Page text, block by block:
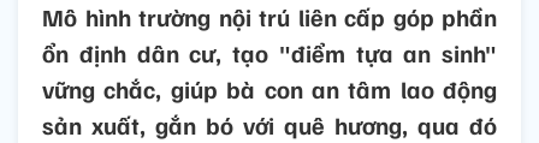
Mô hình trường nội trú liên cấp góp phần
ổn định dân cư, tạo "điểm tựa an sinh"
vững chắc, giúp bà con an tâm lao động
sản xuất, gắn bó với quê hương, qua đó